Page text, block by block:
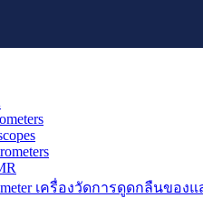
เครื่องวัดการดูดกลืนของแ